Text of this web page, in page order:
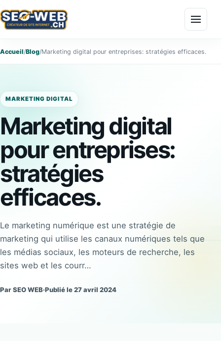
Menu
Accueil/Blog/Marketing digital pour entreprises: stratégies efficaces.
MARKETING DIGITAL
Marketing digital
pour entreprises:
stratégies
efficaces.
Le marketing numérique est une stratégie de
marketing qui utilise les canaux numériques tels que
les médias sociaux, les moteurs de recherche, les
sites web et les courr…
Par SEO WEB·Publié le 27 avril 2024